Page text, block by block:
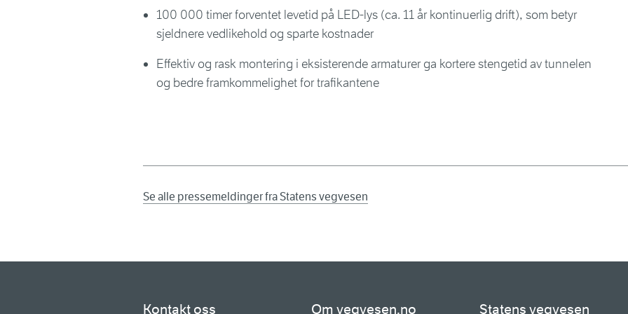
100 000 timer forventet levetid på LED-lys (ca. 11 år kontinuerlig drift), som betyr
sjeldnere vedlikehold og sparte kostnader
Effektiv og rask montering i eksisterende armaturer ga kortere stengetid av tunnelen
og bedre framkommelighet for trafikantene
Se alle pressemeldinger fra Statens vegvesen
Kontakt oss Om vegvesen.no Statens vegvesen